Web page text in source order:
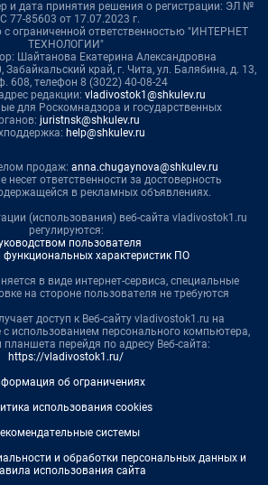
и дата принятия решения о регистрации: ЭЛ №
77-85603 от 17.07.2023 г.
с ограниченной ответственностью "ИНТЕРНЕТ
ТЕХНОЛОГИИ"
Шайтанова Екатерина Александровна
Забайкальский край, г. Чита, ул. Балябина, д. 13,
608, телефон 8 (3022) 40-08-24
редакции: vladivostok1@shkulev.ru
для Роскомнадзора и государственных
juristnsk@shkulev.ru
help@shkulev.ru
продаж: anna.chugaynova@shkulev.ru
несет ответственности за достоверность
в рекламных объявлениях.
(использования) веб-сайта vladivostok1.ru
регулируются:
пользователя
характеристик ПО
в виде интернет-сервиса, специальные
на стороне пользователя не требуются
доступ к Веб-сайту vladivostok1.ru на
с использованием персонального компьютера,
перейдя по адресу Веб-сайта:
https://vladivostok1.ru/
об ограничениях
использования cookies
системы
и обработки персональных данных и
использования сайта